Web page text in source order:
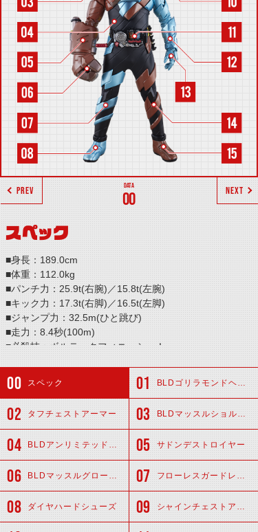
00
PREV NEXT
スペック
■身長：189.0cm
■体重：112.0kg
■パンチ力：25.9t(右腕)／15.8t(左腕)
■キック力：17.3t(右脚)／16.5t(左脚)
■ジャンプ力：32.5m(ひと跳び)
■走力：8.4秒(100m)
■必殺技：ボルテックフィニッシュ！
スペック BLDゴリラモンドヘッド
タフチェストアーマー BLDマッスルショルダー
BLDアンリミテッドスーツ サドンデストロイヤー
BLDマッスルグローブ フローレスガードレッグ
ダイヤハードシューズ シャインチェストアーマー